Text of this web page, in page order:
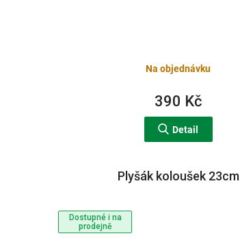
Na objednávku
390 Kč
Detail
Dostupné i na
prodejně
Plyšák koloušek 23cm